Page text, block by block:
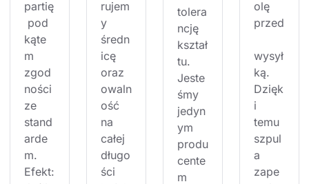
partię
pod
kąte
m
zgod
ności
ze
stand
arde
m.
Efekt:
rujem
y
średn
icę
oraz
owaln
ość
na
całej
długo
ści
tolera
ncję
kształ
tu.
Jeste
śmy
jedyn
ym
produ
cente
m
olę
przed
wysył
ką.
Dzięk
i
temu
szpul
a
zape